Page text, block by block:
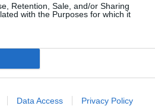
Retention, Sale, and/or Sharing
with the Purposes for which it
Data Access Privacy Policy
lattéval